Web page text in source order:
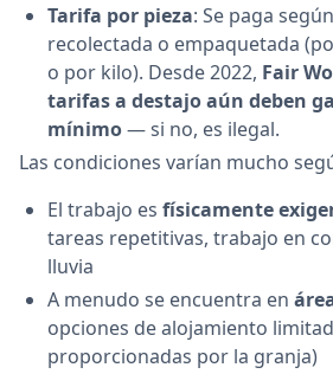
Tarifa por pieza: Se paga
recolectada o empaquetada
o por kilo). Desde 2022, Fair
tarifas a destajo aún deben
mínimo— si no, es ilegal.
Las condiciones varían mucho
El trabajo es físicamente
tareas repetitivas, trabajo en
lluvia
A menudo se encuentra en
opciones de alojamiento
proporcionadas por la granja)